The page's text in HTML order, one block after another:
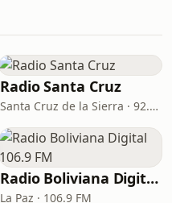
Radio Santa Cruz
Santa Cruz de la Sierra · 92.2 FM, 960 AM
Radio Boliviana Digital 106.9 FM
La Paz · 106.9 FM